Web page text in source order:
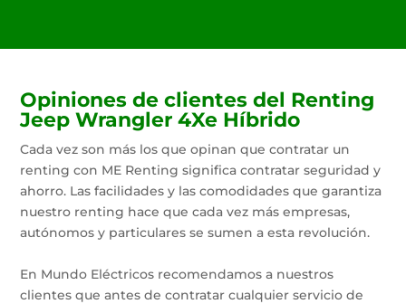
Opiniones de clientes del Renting
Jeep Wrangler 4Xe Híbrido
Cada vez son más los que opinan que contratar un
renting con ME Renting significa contratar seguridad y
ahorro. Las facilidades y las comodidades que garantiza
nuestro renting hace que cada vez más empresas,
autónomos y particulares se sumen a esta revolución.
En Mundo Eléctricos recomendamos a nuestros
clientes que antes de contratar cualquier servicio de